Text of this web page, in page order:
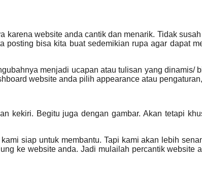
website anda cantik dan menarik. Tidak
bisa kita buat sedemikian rupa agar dapat
menjadi ucapan atau tulisan yang dinamis/
website anda pilih appearance atau
kekiri. Begitu juga dengan gambar. Akan tetapi
siap untuk membantu. Tapi kami akan lebih
ke website anda. Jadi mulailah percantik website